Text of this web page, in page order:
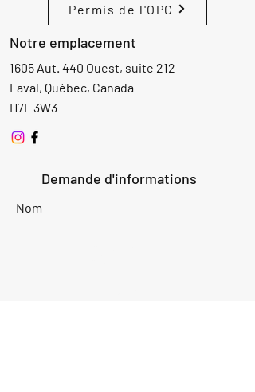
Permis de l'OPC
Notre emplacement
1605 Aut. 440 Ouest, suite 212
Laval, Québec, Canada
H7L 3W3
Demande d'informations
Nom